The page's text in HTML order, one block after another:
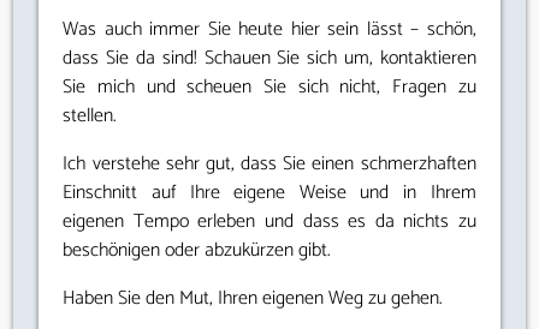
Was auch immer Sie heute hier sein lässt – schön,
dass Sie da sind! Schauen Sie sich um, kontaktieren
Sie mich und scheuen Sie sich nicht, Fragen zu
stellen.
Ich verstehe sehr gut, dass Sie einen schmerzhaften
Einschnitt auf Ihre eigene Weise und in Ihrem
eigenen Tempo erleben und dass es da nichts zu
beschönigen oder abzukürzen gibt.
Haben Sie den Mut, Ihren eigenen Weg zu gehen.